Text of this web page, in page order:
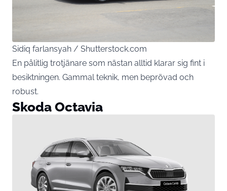
Sidiq farlansyah / Shutterstock.com
En pålitlig trotjänare som nästan alltid klarar sig fint i
besiktningen. Gammal teknik, men beprövad och
robust.
Skoda Octavia